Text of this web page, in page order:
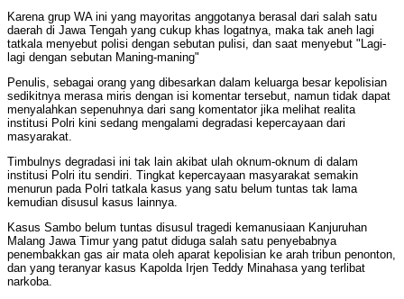
Karena grup WA ini yang mayoritas anggotanya berasal dari salah satu
daerah di Jawa Tengah yang cukup khas logatnya, maka tak aneh lagi
tatkala menyebut polisi dengan sebutan pulisi, dan saat menyebut "Lagi-
lagi dengan sebutan Maning-maning"
Penulis, sebagai orang yang dibesarkan dalam keluarga besar kepolisian
sedikitnya merasa miris dengan isi komentar tersebut, namun tidak dapat
menyalahkan sepenuhnya dari sang komentator jika melihat realita
institusi Polri kini sedang mengalami degradasi kepercayaan dari
masyarakat.
Timbulnys degradasi ini tak lain akibat ulah oknum-oknum di dalam
institusi Polri itu sendiri. Tingkat kepercayaan masyarakat semakin
menurun pada Polri tatkala kasus yang satu belum tuntas tak lama
kemudian disusul kasus lainnya.
Kasus Sambo belum tuntas disusul tragedi kemanusiaan Kanjuruhan
Malang Jawa Timur yang patut diduga salah satu penyebabnya
penembakkan gas air mata oleh aparat kepolisian ke arah tribun penonton,
dan yang teranyar kasus Kapolda Irjen Teddy Minahasa yang terlibat
narkoba.